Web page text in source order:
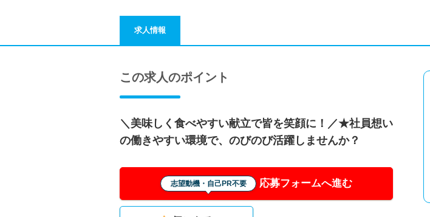
求人情報
この求人のポイント
＼美味しく食べやすい献立で皆を笑顔に！／★社員想い
の働きやすい環境で、のびのび活躍しませんか？
志望動機・自己PR不要 応募フォームへ進む